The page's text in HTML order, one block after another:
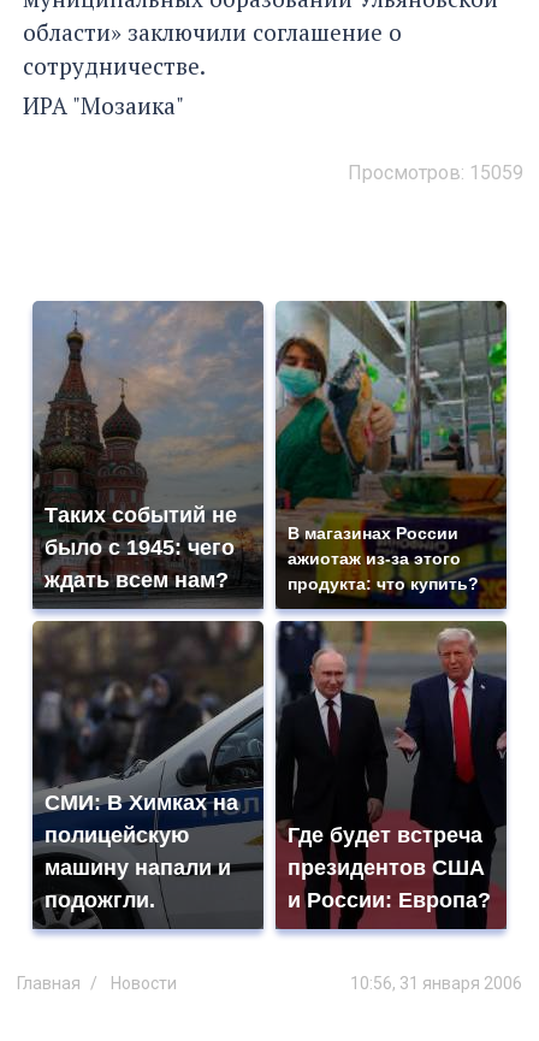
области» заключили соглашение о
сотрудничестве.
ИРА "Мозаика"
Просмотров: 15059
Таких событий не
было с 1945: чего
ждать всем нам?
В магазинах России
ажиотаж из-за этого
продукта: что купить?
СМИ: В Химках на
полицейскую
машину напали и
подожгли.
Где будет встреча
президентов США
и России: Европа?
Главная Новости 10:56, 31 января 2006